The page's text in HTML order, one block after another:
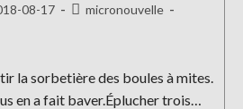
08-17
Postmicronouvelle
la sorbetière des boules à mites.
en a fait baver.Éplucher trois…